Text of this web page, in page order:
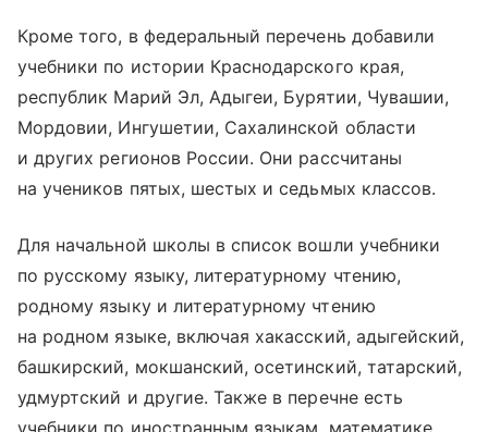
Кроме того, в федеральный перечень добавили
учебники по истории Краснодарского края,
республик Марий Эл, Адыгеи, Бурятии, Чувашии,
Мордовии, Ингушетии, Сахалинской области
и других регионов России. Они рассчитаны
на учеников пятых, шестых и седьмых классов.
Для начальной школы в список вошли учебники
по русскому языку, литературному чтению,
родному языку и литературному чтению
на родном языке, включая хакасский, адыгейский,
башкирский, мокшанский, осетинский, татарский,
удмуртский и другие. Также в перечне есть